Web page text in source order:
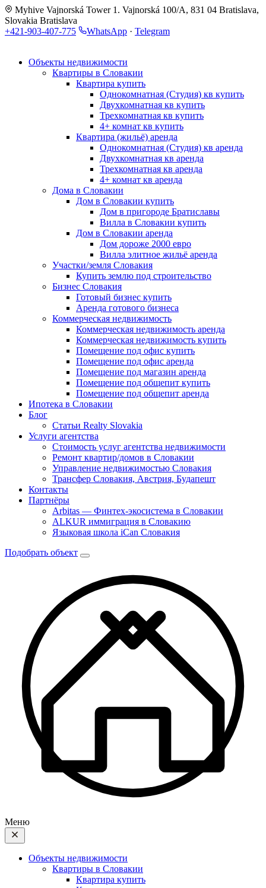
Myhive Vajnorská Tower 1. Vajnorská 100/A, 831 04 Bratislava,
Slovakia Bratislava
+421-903-407-775
WhatsApp · Telegram
Объекты недвижимости
Квартиры в Словакии
Квартира купить
Однокомнатная (Студия) кв купить
Двухкомнатная кв купить
Трехкомнатная кв купить
4+ комнат кв купить
Квартира (жильё) аренда
Однокомнатная (Студия) кв аренда
Двухкомнатная кв аренда
Трехкомнатная кв аренда
4+ комнат кв аренда
Дома в Словакии
Дом в Словакии купить
Дом в пригороде Братиславы
Вилла в Словакии купить
Дом в Словакии аренда
Дом дороже 2000 евро
Вилла элитное жильё аренда
Участки/земля Словакия
Купить землю под строительство
Бизнес Словакия
Готовый бизнес купить
Аренда готового бизнеса
Коммерческая недвижимость
Коммерческая недвижимость аренда
Коммерческая недвижимость купить
Помещение под офис купить
Помещение под офис аренда
Помещение под магазин аренда
Помещение под общепит купить
Помещение под общепит аренда
Ипотека в Словакии
Блог
Статьи Realty Slovakia
Услуги агентства
Стоимость услуг агентства недвижимости
Ремонт квартир/домов в Словакии
Управление недвижимостью Словакия
Трансфер Словакия, Австрия, Будапешт
Контакты
Партнёры
Arbitas — Финтех-экосистема в Словакии
ALKUR иммиграция в Словакию
Языковая школа iCan Словакия
Подобрать объект
Меню
Объекты недвижимости
Квартиры в Словакии
Квартира купить